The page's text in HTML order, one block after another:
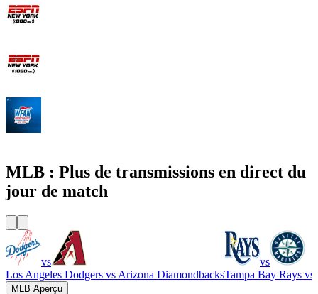
MLB : Plus de transmissions en direct du
jour de match
vs
Los Angeles Dodgers vs Arizona Diamondbacks
vs
Tampa Bay Rays vs
MLB Aperçu